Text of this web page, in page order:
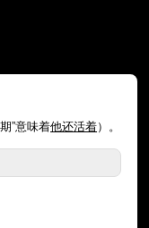
”意味着他还活着）。